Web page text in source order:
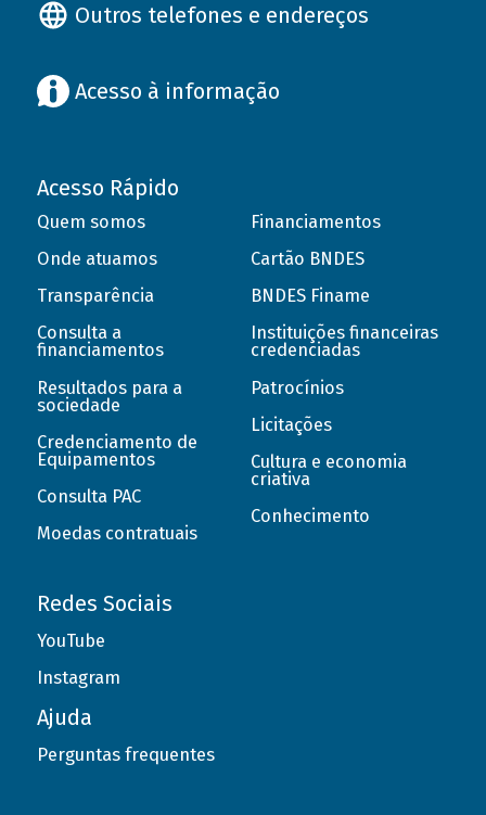
Outros telefones e endereços
Acesso à informação
Acesso Rápido
Quem somos
Onde atuamos
Transparência
Consulta a
financiamentos
Resultados para a
sociedade
Credenciamento de
Equipamentos
Consulta PAC
Moedas contratuais
Financiamentos
Cartão BNDES
BNDES Finame
Instituições financeiras
credenciadas
Patrocínios
Licitações
Cultura e economia
criativa
Conhecimento
Redes Sociais
YouTube
Instagram
Ajuda
Perguntas frequentes